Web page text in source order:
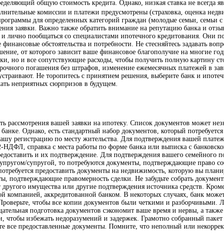
общую стоимость кредита. Однако, низкая ставка не всегда
комиссии и платежи предусмотрены (страховка, оценка
для определенных категорий граждан (молодые семьи, семьи
заявки. Важно также обратить внимание на репутацию банка и
лично пообщаться со специалистами ипотечного кредитования. Они
обстоятельства и потребности. Не стесняйтесь задавать
от которого зависит ваше финансовое благополучие на многие
но и все сопутствующие расходы, чтобы получить полную картину
погашения без штрафов, изменение ежемесячных платежей в
Не торопитесь с принятием решения, выберите банк и
неприятных сюрпризов в будущем.
рассмотрения вашей заявки на ипотеку. Список документов может
Однако, есть стандартный набор документов, который
по месту жительства. Для подтверждения вашей
справка с места работы по форме банка или выписка с
и их подтверждение. Для подтверждения вашего семейного
супругой, то потребуются документы, подтверждающие право
предоставить документы на недвижимость, которую вы
подтверждающие правомерность сделки. Не забудьте собрать
имущества или другие подтверждения источника средств. Кроме
аккредитованной банком. В некоторых случаях, банк
чтобы все копии документов были четкими и разборчивыми.
подготовка документов сэкономит ваше время и нервы, а
чтобы избежать недоразумений и задержек. Грамотно собранный
все предоставленные документы. Помните, что неполный или